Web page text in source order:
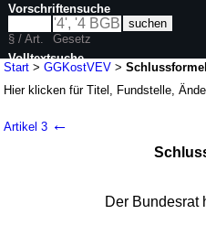
Start >GGKostVEV >Schlussformel
Hier klicken fürTitel, Fundstelle,
Maßnahmen bei der
Güter und Änderung
Gebiet der
Artikel 3 ←
Der Bundesrat
Vorschriftensuche
§ / Art.
Gesetz
Volltextsuche
nur in GGKostVEV